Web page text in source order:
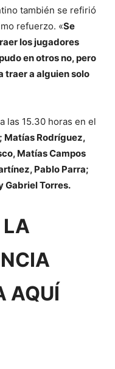
también se refirió
refuerzo. «Se
los jugadores
en otros no, pero
traer a alguien solo
las 15.30 horas en el
Matías Rodríguez,
Matías Campos
Pablo Parra;
Gabriel Torres.
LA
AQUÍ